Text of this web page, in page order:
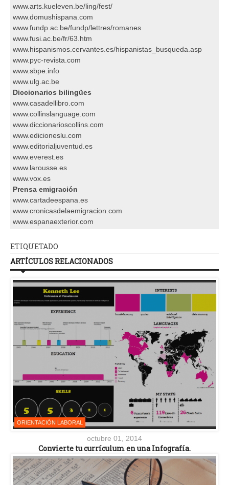
www.arts.kueleven.be/ling/fest/
www.domushispana.com
www.fundp.ac.be/fundp/lettres/romanes
www.fusi.ac.be/fr/63.htm
www.hispanismos.cervantes.es/hispanistas_busqueda.asp
www.pyc-revista.com
www.sbpe.info
www.ulg.ac.be
Diccionarios bilingües
www.casadellibro.com
www.collinslanguage.com
www.diccionarioscollins.com
www.edicioneslu.com
www.editorialjuventud.es
www.everest.es
www.larousse.es
www.vox.es
Prensa emigración
www.cartadeespana.es
www.cronicasdelaemigracion.com
www.espanaexterior.com
ETIQUETADO
ARTÍCULOS RELACIONADOS
ORIENTACIÓN LABORAL
octubre 01, 2014
Convierte tu currículum en una Infografía.